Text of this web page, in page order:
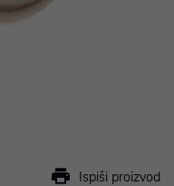
Ispiši proizvod